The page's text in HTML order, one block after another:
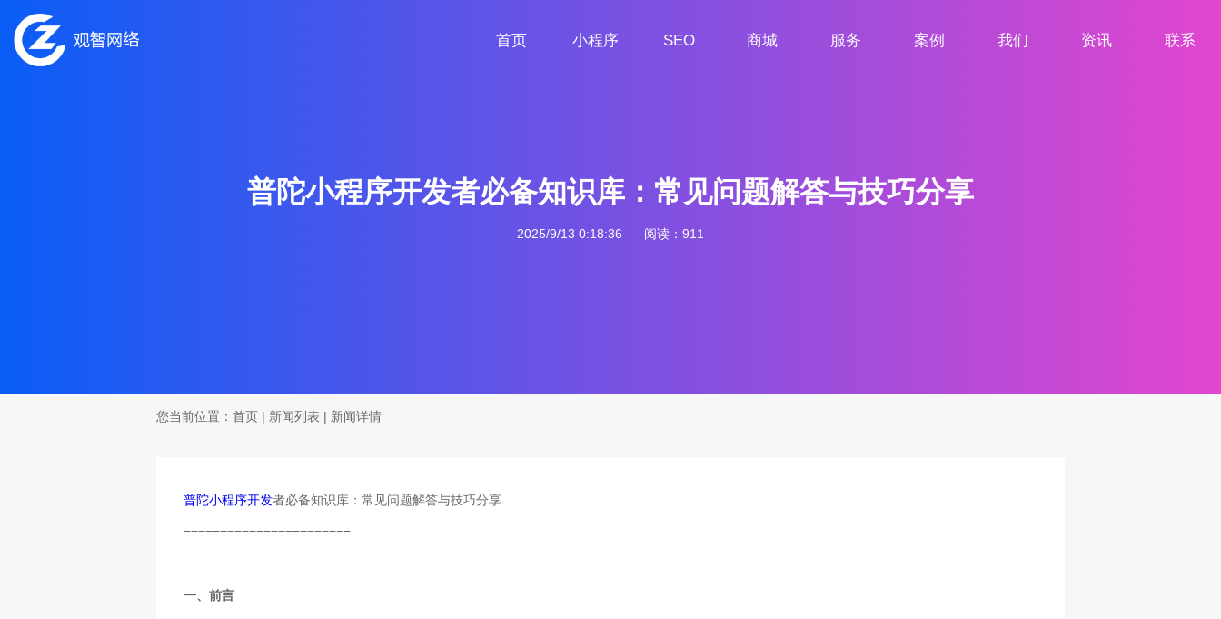
首页
小程序
SEO
商城
服务
案例
我们
资讯
联系
普陀小程序开发者必备知识库：常见问题解答与技巧分享
2025/9/13 0:18:36 阅读：911
您当前位置： 首页 | 新闻列表 | 新闻详情
普陀小程序开发者必备知识库：常见问题解答与技巧分享
=======================
一、前言